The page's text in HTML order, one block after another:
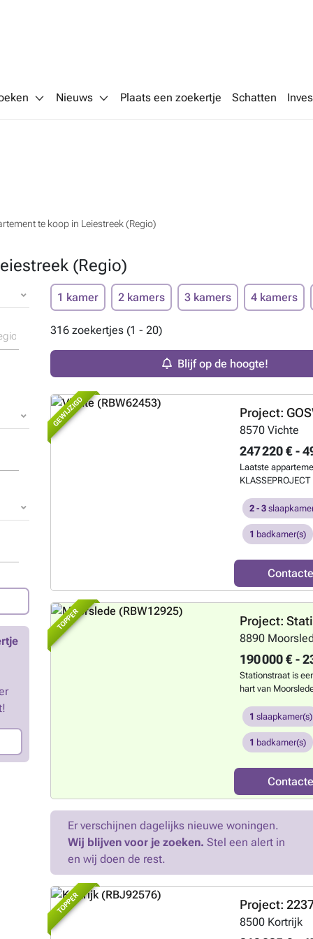
Nieuws Plaats een zoekertje Schatten
te koop in Leiestreek (Regio)
(Regio)
1 kamer 2 kamers 3 kamers 4 kamers
316 zoekertjes (1 - 20)
Blijf op de hoogte!
GEWIJZIGD Project:
8570 Vichte
247 220 € -
Laatste
de Kerk).
inspraak in de
mogelijk. Vraag
2 - 3
1 badkamer(s)
TOPPER Project:
8890
190 000 € -
Stationstraat is
hart van
de karaktervolle
gevel. Dankzij
van winkels,
je van alle
biedt een
een zonnig
ontmoetingsplek
project over een
voor elk
aan hun trekken.
Kortrijk en wordt
Polygoonbos. Zo
woonomgeving
###
1 slaapkamer(s)
1 badkamer(s)
Er verschijnen dagelijks nieuwe woningen.
Wij blijven voor je zoeken. Stel een alert in
en wij doen de rest.
TOPPER Project:
8500 Kortrijk